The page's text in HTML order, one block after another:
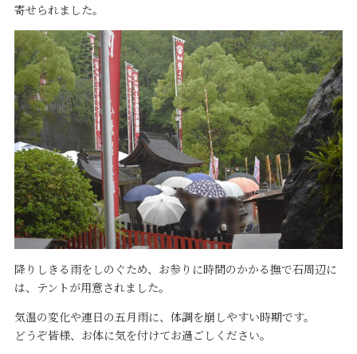
寄せられました。
降りしきる雨をしのぐため、お参りに時間のかかる撫で石周辺に
は、テントが用意されました。
気温の変化や連日の五月雨に、体調を崩しやすい時期です。
どうぞ皆様、お体に気を付けてお過ごしください。